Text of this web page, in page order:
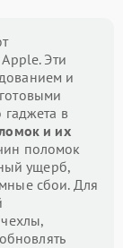
Эти
и
гаджета в
и их
поломок
ущерб,
сбои. Для